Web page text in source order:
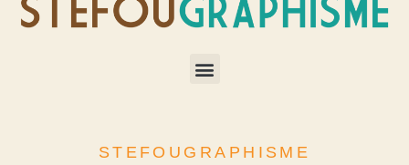
STEFOUGRAPHISME